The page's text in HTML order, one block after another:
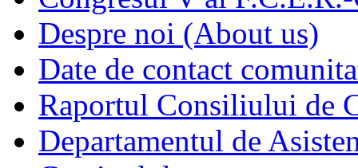
Despre noi (About us)
Date de contact
Raportul Consiliului de
Departamentul de